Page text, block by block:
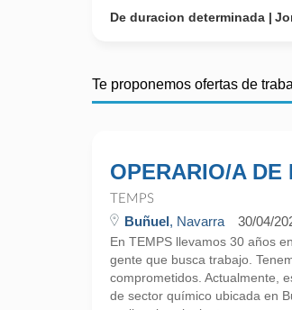
De duracion determinada
Te proponemos ofertas de
OPERARIO/A DE
TEMPS
Buñuel, Navarra 30/04/
En TEMPS llevamos 30 años
gente que busca trabajo.
comprometidos. Actualmente,
de sector químico ubicada en